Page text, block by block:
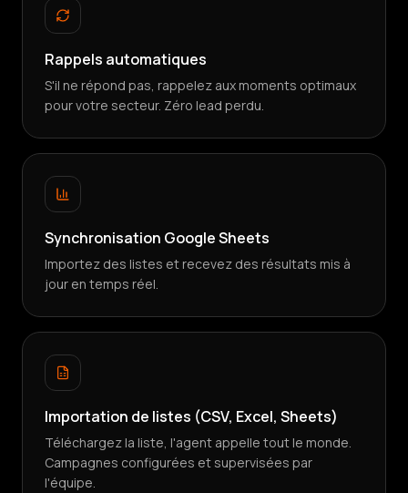
Rappels automatiques
S'il ne répond pas, rappelez aux moments optimaux
pour votre secteur. Zéro lead perdu.
Synchronisation Google Sheets
Importez des listes et recevez des résultats mis à
jour en temps réel.
Importation de listes (CSV, Excel, Sheets)
Téléchargez la liste, l'agent appelle tout le monde.
Campagnes configurées et supervisées par
l'équipe.